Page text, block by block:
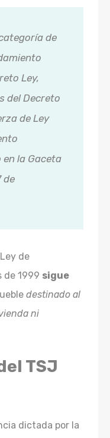
de
Ley,
del Decreto
de Ley
la Gaceta
de
de
de 1999 sigue
destinado al
ni
TSJ
dictada por la